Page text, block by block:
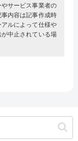
サービス事業者の
内容は記事作成時
ルによって仕様や
中止されている場